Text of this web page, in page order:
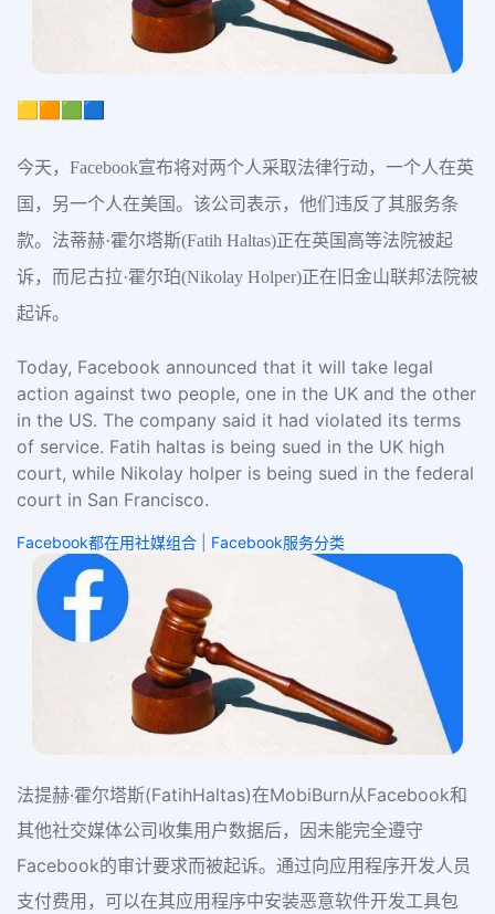
🟨🟧🟩🟦
今天，Facebook宣布将对两个人采取法律行动，一个人在英
国，另一个人在美国。该公司表示，他们违反了其服务条
款。法蒂赫·霍尔塔斯(Fatih Haltas)正在英国高等法院被起
诉，而尼古拉·霍尔珀(Nikolay Holper)正在旧金山联邦法院被
起诉。
Today, Facebook announced that it will take legal
action against two people, one in the UK and the other
in the US. The company said it had violated its terms
of service. Fatih haltas is being sued in the UK high
court, while Nikolay holper is being sued in the federal
court in San Francisco.
Facebook都在用社媒组合 Facebook服务分类
法提赫·霍尔塔斯(FatihHaltas)在MobiBurn从Facebook和
其他社交媒体公司收集用户数据后，因未能完全遵守
Facebook的审计要求而被起诉。通过向应用程序开发人员
支付费用，可以在其应用程序中安装恶意软件开发工具包